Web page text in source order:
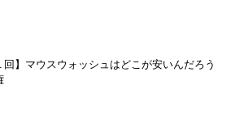
回】マウスウォッシュはどこが安いんだろう